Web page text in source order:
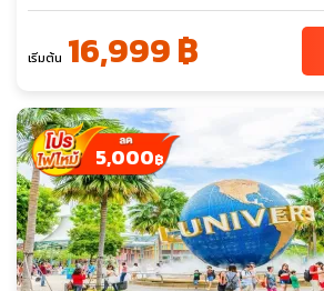
เริ่มต้น 16,999 ฿
5,000฿